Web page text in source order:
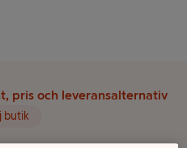
pris och leveransalternativ
butik